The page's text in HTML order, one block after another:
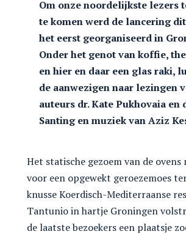
Om onze noordelijkste lezers
te komen werd de lancering
het eerst georganiseerd in
Onder het genot van koffie,
en hier en daar een glas raki,
de aanwezigen naar lezingen
auteurs dr. Kate Pukhovaia en
Santing en muziek van Aziz
Het statische gezoem van de ovens
voor een opgewekt geroezemoes
knusse Koerdisch-Mediterraanse
Tantunio in hartje Groningen
de laatste bezoekers een plaatsje